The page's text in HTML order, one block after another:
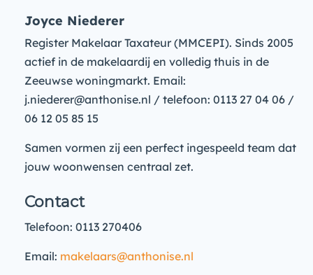
Joyce Niederer
Register Makelaar Taxateur (MMCEPI). Sinds 2005
actief in de makelaardij en volledig thuis in de
Zeeuwse woningmarkt. Email:
j.niederer@anthonise.nl / telefoon: 0113 27 04 06 /
06 12 05 85 15
Samen vormen zij een perfect ingespeeld team dat
jouw woonwensen centraal zet.
Contact
Telefoon: 0113 270406
Email: makelaars@anthonise.nl